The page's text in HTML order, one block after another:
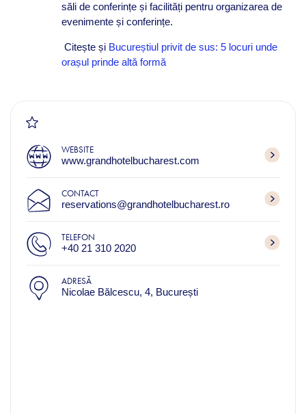
săli de conferințe și facilități pentru organizarea de
evenimente și conferințe.
Citește și Bucureștiul privit de sus: 5 locuri unde
orașul prinde altă formă
WEBSITE
www.grandhotelbucharest.com
CONTACT
reservations@grandhotelbucharest.ro
TELEFON
+40 21 310 2020
ADRESĂ
Nicolae Bălcescu, 4, București